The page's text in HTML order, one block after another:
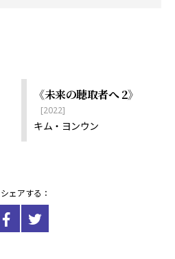
《未来の聴取者へ 2》
[2022]
キム・ヨンウン
シェアする：